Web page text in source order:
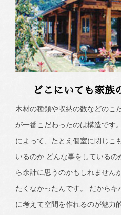
どこにいても家族
木材の種類や収納の数などのこ
が一番こだわったのは構造です
によって、たとえ個室に閉じこ
いるのか どんな事をしている
ら余計に思うのかもしれません
たくなかったんです。 だから
に考えて空間を作れるのが魅力